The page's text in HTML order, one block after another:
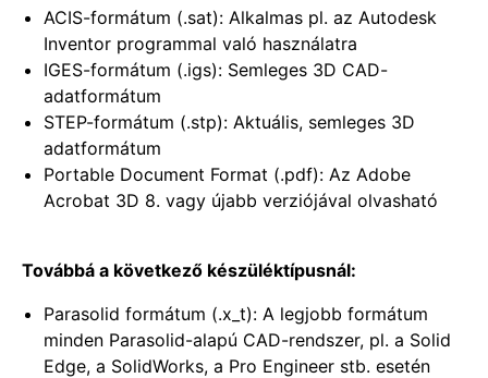
ACIS-formátum (.sat): Alkalmas pl. az Autodesk
Inventor programmal való használatra
IGES-formátum (.igs): Semleges 3D CAD-
adatformátum
STEP-formátum (.stp): Aktuális, semleges 3D
adatformátum
Portable Document Format (.pdf): Az Adobe
Acrobat 3D 8. vagy újabb verziójával olvasható
Továbbá a következő készüléktípusnál:
Parasolid formátum (.x_t): A legjobb formátum
minden Parasolid-alapú CAD-rendszer, pl. a Solid
Edge, a SolidWorks, a Pro Engineer stb. esetén